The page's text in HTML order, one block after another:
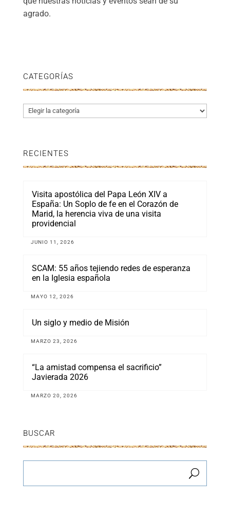
agrado.
CATEGORÍAS
Categorías
RECIENTES
Visita apostólica del Papa León XIV a
España: Un Soplo de fe en el Corazón de
Marid, la herencia viva de una visita
providencial
JUNIO 11, 2026
SCAM: 55 años tejiendo redes de esperanza
en la Iglesia española
MAYO 12, 2026
Un siglo y medio de Misión
MARZO 23, 2026
“La amistad compensa el sacrificio”
Javierada 2026
MARZO 20, 2026
BUSCAR